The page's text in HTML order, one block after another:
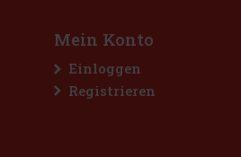
Mein Konto
Einloggen
Registrieren